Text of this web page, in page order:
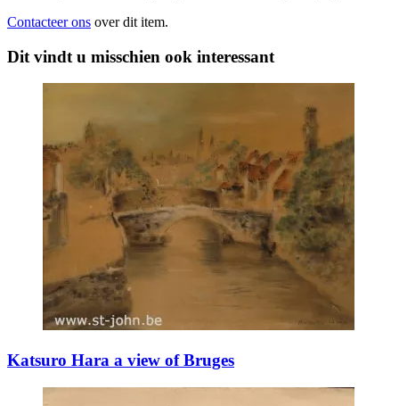
Contacteer ons over dit item.
Dit vindt u misschien ook interessant
Katsuro Hara a view of Bruges